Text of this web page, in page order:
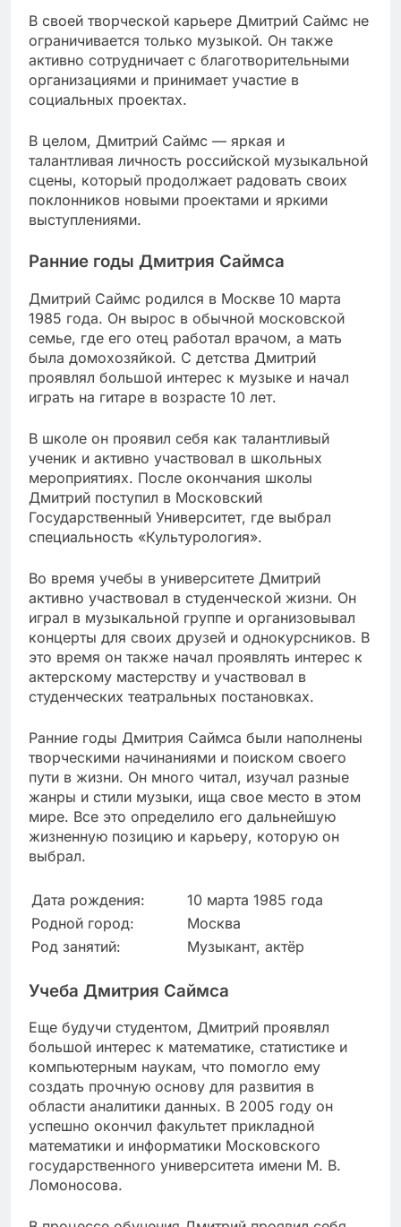
В своей творческой карьере Дмитрий Саймс не
ограничивается только музыкой. Он также
активно сотрудничает с благотворительными
организациями и принимает участие в
социальных проектах.
В целом, Дмитрий Саймс — яркая и
талантливая личность российской музыкальной
сцены, который продолжает радовать своих
поклонников новыми проектами и яркими
выступлениями.
Ранние годы Дмитрия Саймса
Дмитрий Саймс родился в Москве 10 марта
1985 года. Он вырос в обычной московской
семье, где его отец работал врачом, а мать
была домохозяйкой. С детства Дмитрий
проявлял большой интерес к музыке и начал
играть на гитаре в возрасте 10 лет.
В школе он проявил себя как талантливый
ученик и активно участвовал в школьных
мероприятиях. После окончания школы
Дмитрий поступил в Московский
Государственный Университет, где выбрал
специальность «Культурология».
Во время учебы в университете Дмитрий
активно участвовал в студенческой жизни. Он
играл в музыкальной группе и организовывал
концерты для своих друзей и однокурсников. В
это время он также начал проявлять интерес к
актерскому мастерству и участвовал в
студенческих театральных постановках.
Ранние годы Дмитрия Саймса были наполнены
творческими начинаниями и поиском своего
пути в жизни. Он много читал, изучал разные
жанры и стили музыки, ища свое место в этом
мире. Все это определило его дальнейшую
жизненную позицию и карьеру, которую он
выбрал.
Дата рождения:
10 марта 1985 года
Родной город:
Москва
Род занятий:
Музыкант, актёр
Учеба Дмитрия Саймса
Еще будучи студентом, Дмитрий проявлял
большой интерес к математике, статистике и
компьютерным наукам, что помогло ему
создать прочную основу для развития в
области аналитики данных. В 2005 году он
успешно окончил факультет прикладной
математики и информатики Московского
государственного университета имени М. В.
Ломоносова.